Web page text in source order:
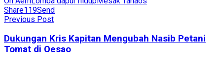
Share119Send
Previous Post
Dukungan Kris Kapitan Mengubah Nasib Petani
Tomat di Oesao